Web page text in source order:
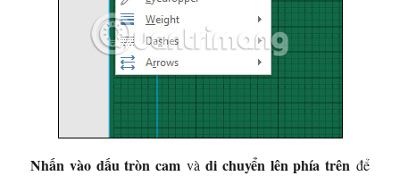
Nhấn vào dấu tròn cam vàdi chuyển lên phía trên để